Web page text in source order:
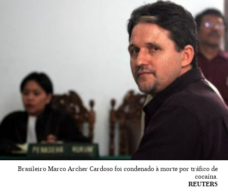
Brasileiro Marco Archer Cardoso foi condenado à morte por tráfico de
cocaína.
REUTERS